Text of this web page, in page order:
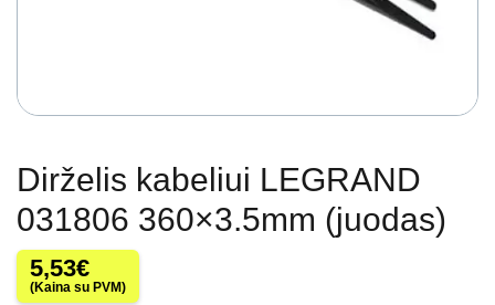
Dirželis kabeliui LEGRAND
031806 360×3.5mm (juodas)
5,53€
(Kaina su PVM)